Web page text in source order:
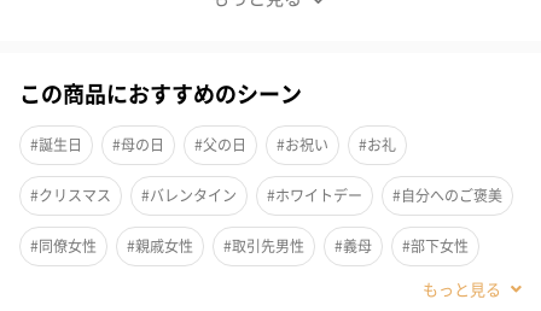
この商品におすすめのシーン
#誕生日 #母の日 #父の日 #お祝い #お礼
#クリスマス #バレンタイン #ホワイトデー #自分へのご褒美
#同僚女性 #親戚女性 #取引先男性 #義母 #部下女性
#女子大学生